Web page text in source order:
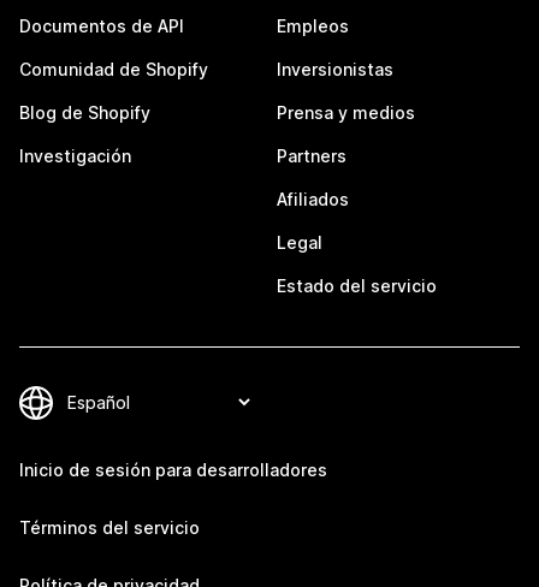
Documentos de API
Comunidad de Shopify
Blog de Shopify
Investigación
Empleos
Inversionistas
Prensa y medios
Partners
Afiliados
Legal
Estado del servicio
Inicio de sesión para desarrolladores
Términos del servicio